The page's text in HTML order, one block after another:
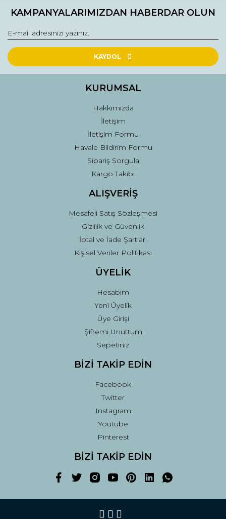
Görüş ve önerileriniz için teşekkür ederiz.
Ürün resmi kalitesiz, bozuk veya görüntülenemiyor.
Ürün açıklamasında eksik bilgiler bulunuyor.
Ürün fiyatı diğer sitelerden daha pahalı.
Gönder
KAMPANYALARIMIZDAN HABERDAR OLUN
KAYDOL
KURUMSAL
Hakkımızda
İletişim
İletişim Formu
Havale Bildirim Formu
Sipariş Sorgula
Kargo Takibi
ALIŞVERİŞ
Mesafeli Satış Sözleşmesi
Gizlilik ve Güvenlik
İptal ve İade Şartları
Kişisel Veriler Politikası
ÜYELİK
Hesabım
Yeni Üyelik
Üye Girişi
Şifremi Unuttum
Sepetiniz
BİZİ TAKİP EDİN
Facebook
Twitter
Instagram
Youtube
Pinterest
BİZİ TAKİP EDİN